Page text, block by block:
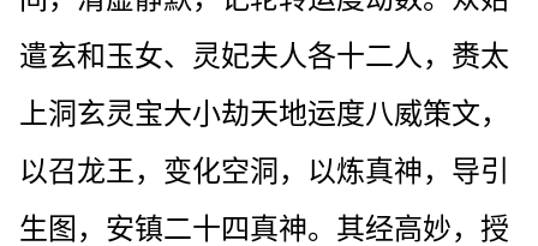
遣玄和玉女、灵妃夫人各十二人，赉太
上洞玄灵宝大小劫天地运度八威策文，
以召龙王，变化空洞，以炼真神，导引
生图，安镇二十四真神。其经高妙，授